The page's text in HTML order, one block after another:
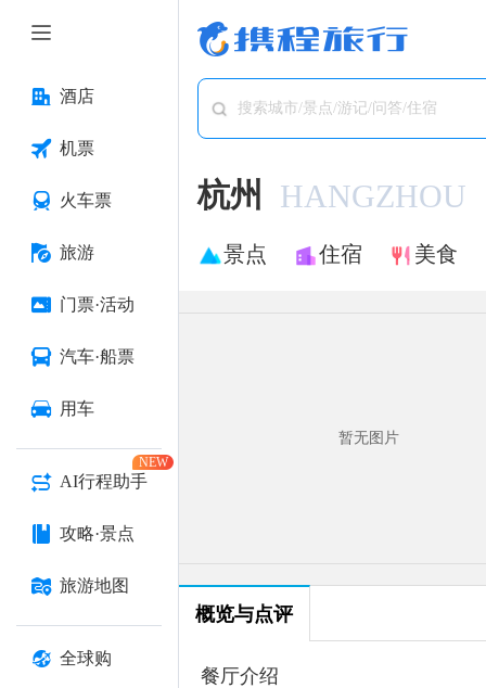
酒店
机票
火车票
旅游
门票·活动
汽车·船票
用车
AI行程助手
NEW
攻略·景点
旅游地图
全球购
搜索城市/景点/游记/问答/住宿
杭州 HANGZHOU
景点 住宿 美食
暂无图片
概览与点评
餐厅介绍